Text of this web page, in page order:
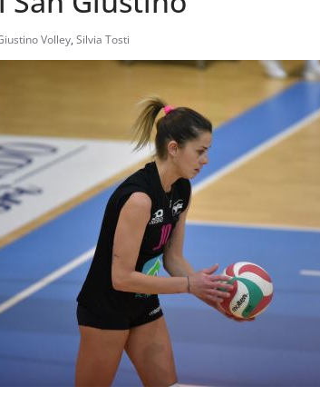
Volley, Silvia Tosti